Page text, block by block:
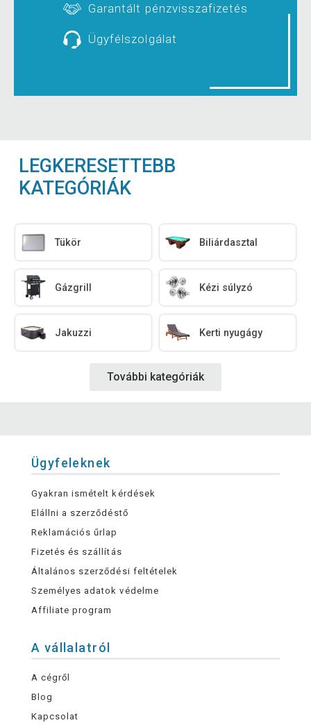
Garantált pénzvisszafizetés
Ügyfélszolgálat
LEGKERESETTEBB
KATEGÓRIÁK
Tükör Biliárdasztal
Gázgrill Kézi súlyzó
Jakuzzi Kerti nyugágy
További kategóriák
Ügyfeleknek
Gyakran ismételt kérdések
Elállni a szerződéstő
Reklamációs űrlap
Fizetés és szállítás
Általános szerződési feltételek
Személyes adatok védelme
Affiliate program
A vállalatról
A cégről
Blog
Kapcsolat